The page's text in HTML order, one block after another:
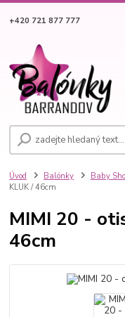
+420 721 877 777
Úvod Balónky Baby
KLUK / 46cm
MIMI 20 -
46cm